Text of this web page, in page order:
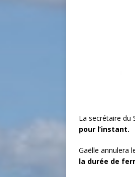
La secrétaire du
pour l’instant.
Gaëlle annulera
la durée de